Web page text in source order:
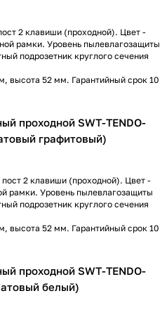
2 клавиши (проходной). Цвет -
рамки. Уровень пылевлагозащиты
подрозетник круглого сечения
высота 52 мм. Гарантийный срок 10
проходной SWT-TENDO-
графитовый)
2 клавиши (проходной). Цвет -
рамки. Уровень пылевлагозащиты
подрозетник круглого сечения
высота 52 мм. Гарантийный срок 10
проходной SWT-TENDO-
белый)